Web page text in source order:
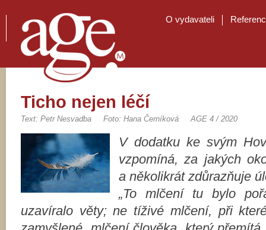
O vydavateli
Ticho nejen léčí
Text: Petr Nesvadba Foto: Hana Černíková AGE 4 / 2020
V dodatku ke svým
vzpomíná, za jakých
a několikrát zdůrazňuje
„To mlčení tu bylo
uzavíralo věty; ne tíživé mlčení, při